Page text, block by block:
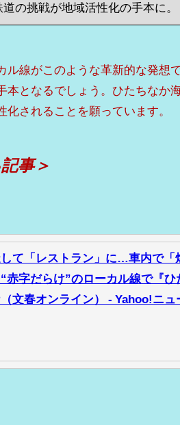
の挑戦が地域活性化の手本に。
ル線がこのような革新的な発想
本となるでしょう。ひたちなか
化されることを願っています。
事＞
て「レストラン」に…車内で「
赤字だらけ”のローカル線で『
文春オンライン） - Yahoo!ニュ